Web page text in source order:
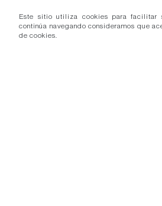
Este sitio utiliza cookies para facilitar
continúa navegando consideramos que
de cookies.